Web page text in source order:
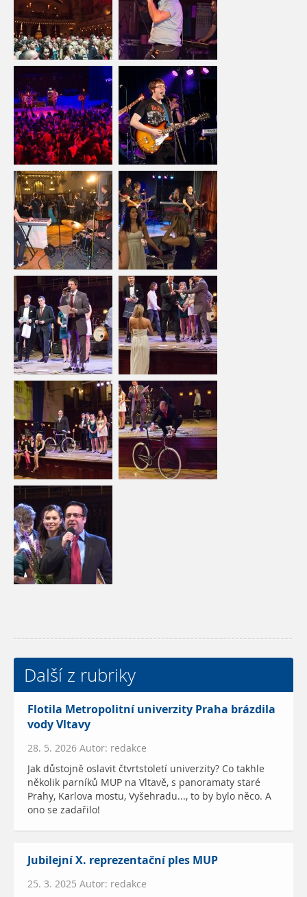
Další z rubriky
Flotila Metropolitní univerzity Praha brázdila
vody Vltavy
28. 5. 2026 Autor: redakce
Jak důstojně oslavit čtvrtstoletí univerzity? Co takhle
několik parníků MUP na Vltavě, s panoramaty staré
Prahy, Karlova mostu, Vyšehradu..., to by bylo něco. A
ono se zadařilo!
Jubilejní X. reprezentační ples MUP
25. 3. 2025 Autor: redakce